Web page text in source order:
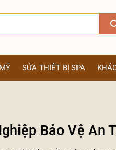
SỬA THIẾT BỊ SPA
Bảo Vệ An